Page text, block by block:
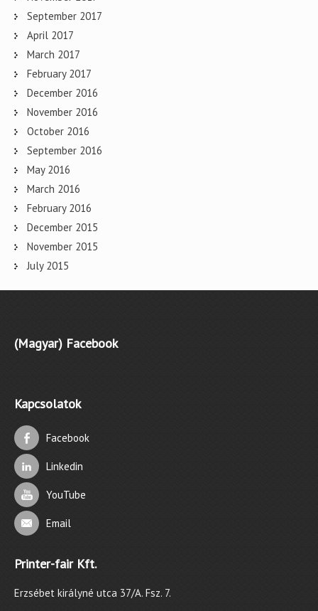
September 2017
April 2017
March 2017
February 2017
December 2016
November 2016
October 2016
September 2016
May 2016
March 2016
February 2016
December 2015
November 2015
July 2015
(Magyar) Facebook
Kapcsolatok
Facebook
Linkedin
YouTube
Email
Printer-fair Kft.
Erzsébet királyné utca 37/A. Fsz. 7.